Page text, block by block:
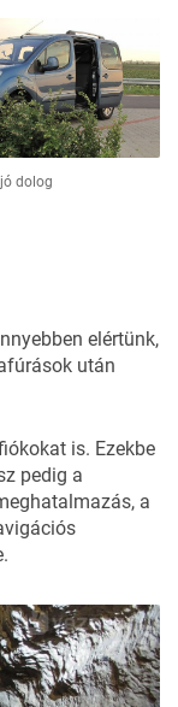
dolog
elértünk,
után
is. Ezekbe
pedig a
a